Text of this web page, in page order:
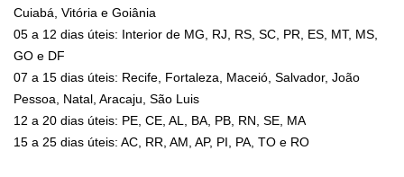
Cuiabá, Vitória e Goiânia
05 a 12 dias úteis: Interior de MG, RJ, RS, SC, PR, ES, MT, MS,
GO e DF
07 a 15 dias úteis: Recife, Fortaleza, Maceió, Salvador, João
Pessoa, Natal, Aracaju, São Luis
12 a 20 dias úteis: PE, CE, AL, BA, PB, RN, SE, MA
15 a 25 dias úteis: AC, RR, AM, AP, PI, PA, TO e RO